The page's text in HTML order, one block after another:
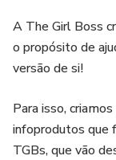
-Planner
-Cronograma de
A The Girl Boss
o propósito de
versão de si!
Para isso,
infoprodutos que
TGBs, que vão